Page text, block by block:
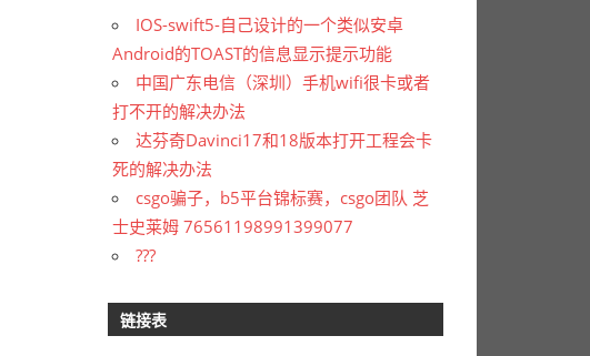
IOS-swift5-自己设计的一个类似安卓
Android的TOAST的信息显示提示功能
中国广东电信（深圳）手机wifi很卡或者
打不开的解决办法
达芬奇Davinci17和18版本打开工程会卡
死的解决办法
csgo骗子，b5平台锦标赛，csgo团队 芝
士史莱姆 76561198991399077
???
链接表